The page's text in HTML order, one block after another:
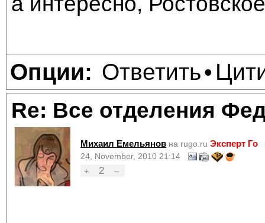
Опции: Ответить•
Re: Все отделения
Михаил Емельянов на rugo.ru Эксперт Го
24, November, 2010 21:14
+
2 –